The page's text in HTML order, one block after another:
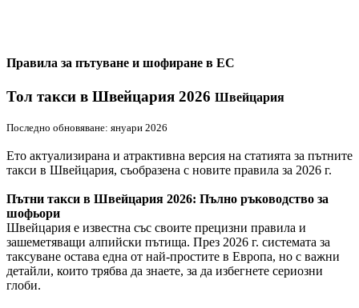
Правила за пътуване и шофиране в ЕС
Тол такси в Швейцария 2026 Швейцария
Последно обновяване: януари 2026
Ето актуализирана и атрактивна версия на статията за пътните
такси в Швейцария, съобразена с новите правила за 2026 г.
Пътни такси в Швейцария 2026: Пълно ръководство за
шофьори
Швейцария е известна със своите прецизни правила и
зашеметяващи алпийски пътища. През 2026 г. системата за
таксуване остава една от най-простите в Европа, но с важни
детайли, които трябва да знаете, за да избегнете сериозни
глоби.